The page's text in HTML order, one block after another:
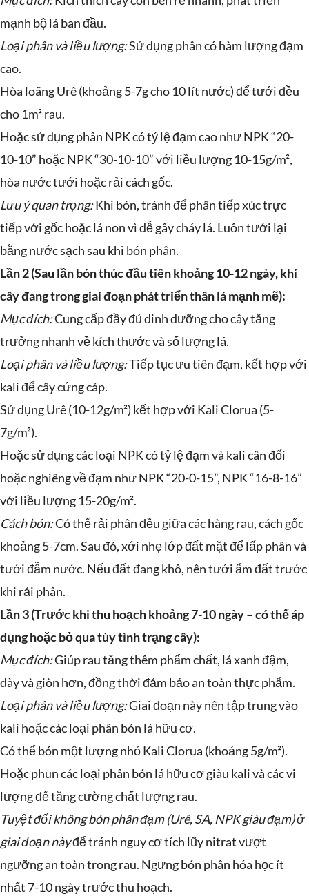
mạnh bộ lá ban đầu.
Loại phân và liều lượng:Sử dụng phân có hàm lượng đạm
cao.
Hòa loãng Urê (khoảng 5-7g cho 10 lít nước) để tưới đều
cho 1m² rau.
Hoặc sử dụng phân NPK có tỷ lệ đạm cao như NPK “20-
10-10” hoặc NPK “30-10-10” với liều lượng 10-15g/m²,
hòa nước tưới hoặc rải cách gốc.
Lưu ý quan trọng:Khi bón, tránh để phân tiếp xúc trực
tiếp với gốc hoặc lá non vì dễ gây cháy lá. Luôn tưới lại
bằng nước sạch sau khi bón phân.
Lần 2 (Sau lần bón thúc đầu tiên khoảng 10-12 ngày, khi
cây đang trong giai đoạn phát triển thân lá mạnh mẽ):
Mục đích:Cung cấp đầy đủ dinh dưỡng cho cây tăng
trưởng nhanh về kích thước và số lượng lá.
Loại phân và liều lượng:Tiếp tục ưu tiên đạm, kết hợp với
kali để cây cứng cáp.
Sử dụng Urê (10-12g/m²) kết hợp với Kali Clorua (5-
7g/m²).
Hoặc sử dụng các loại NPK có tỷ lệ đạm và kali cân đối
hoặc nghiêng về đạm như NPK “20-0-15”, NPK “16-8-16”
với liều lượng 15-20g/m².
Cách bón:Có thể rải phân đều giữa các hàng rau, cách gốc
khoảng 5-7cm. Sau đó, xới nhẹ lớp đất mặt để lấp phân và
tưới đẫm nước. Nếu đất đang khô, nên tưới ẩm đất trước
khi rải phân.
Lần 3 (Trước khi thu hoạch khoảng 7-10 ngày – có thể áp
dụng hoặc bỏ qua tùy tình trạng cây):
Mục đích:Giúp rau tăng thêm phẩm chất, lá xanh đậm,
dày và giòn hơn, đồng thời đảm bảo an toàn thực phẩm.
Loại phân và liều lượng:Giai đoạn này nên tập trung vào
kali hoặc các loại phân bón lá hữu cơ.
Có thể bón một lượng nhỏ Kali Clorua (khoảng 5g/m²).
Hoặc phun các loại phân bón lá hữu cơ giàu kali và các vi
lượng để tăng cường chất lượng rau.
Tuyệt đối không bón phân đạm (Urê, SA, NPK giàu đạm) ở
giai đoạn nàyđể tránh nguy cơ tích lũy nitrat vượt
ngưỡng an toàn trong rau. Ngưng bón phân hóa học ít
nhất 7-10 ngày trước thu hoạch.